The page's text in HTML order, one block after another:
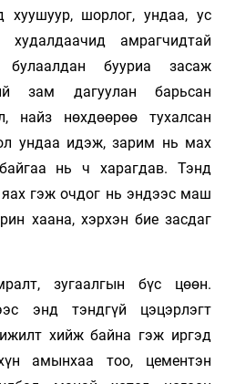
хуушуур, шорлог, ундаа, ус
амрагчидтай
бууриа засаж
зам дагуулан барьсан
найз нөхдөөрөө тухалсан
ундаа идэж, зарим нь мах
нь ч харагдав. Тэнд
гэж очдог нь эндээс маш
хаана, хэрхэн бие засдаг
зугаалгын бүс цөөн.
энд тэндгүй цэцэрлэгт
хийж байна гэж иргэд
амынхаа тоо, цементэн